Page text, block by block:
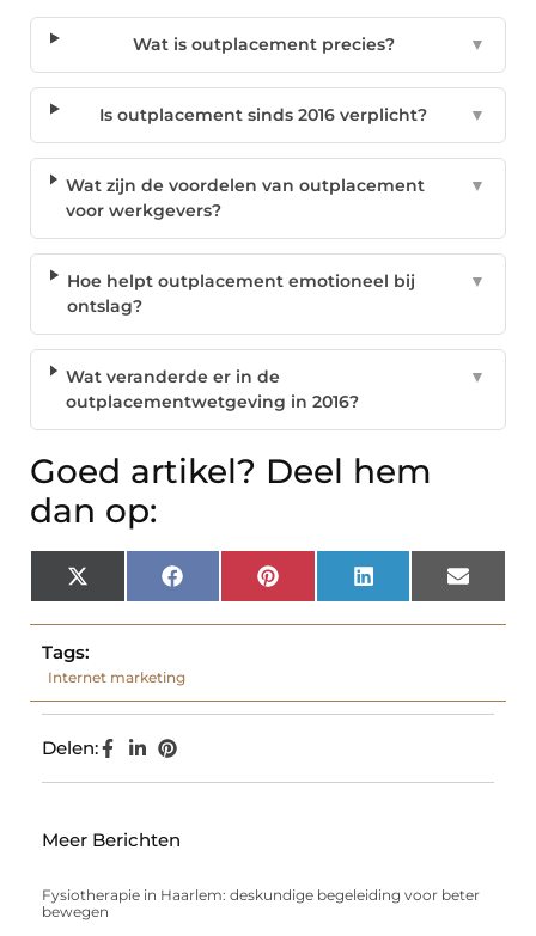
Wat is outplacement precies? ▼
Is outplacement sinds 2016 verplicht? ▼
Wat zijn de voordelen van outplacement
voor werkgevers?
▼
Hoe helpt outplacement emotioneel bij
ontslag?
▼
Wat veranderde er in de
outplacementwetgeving in 2016?
▼
Goed artikel? Deel hem
dan op:
X
(Twitter)
Facebook Pinterest LinkedIn Email
Tags:
Internet marketing
Delen:
Meer Berichten
Fysiotherapie in Haarlem: deskundige begeleiding voor beter
bewegen